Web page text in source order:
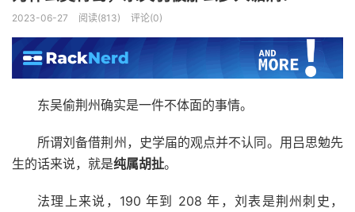
2023-06-27 阅读(813) 评论(0)
东吴偷荆州确实是一件不体面的事情。
所谓刘备借荆州，史学届的观点并不认同。用吕思勉先
生的话来说，就是纯属胡扯。
法理上来说，190 年到 208 年，刘表是荆州刺史，